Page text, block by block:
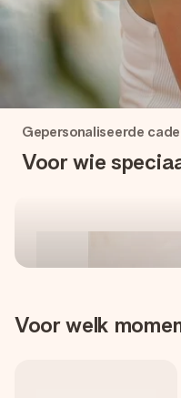
Uniek en
moment
Shop
Gepersonaliseerde
Voor wie
Voor welk